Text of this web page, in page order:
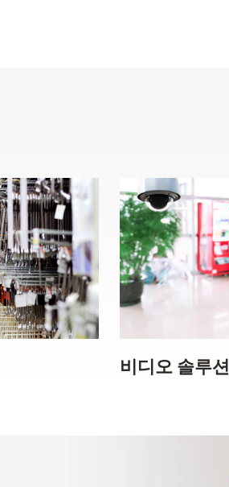
비디오 솔루션